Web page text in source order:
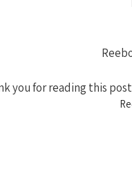
you for reading this